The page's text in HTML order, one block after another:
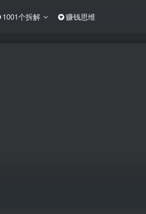
1001个拆解 赚钱思维